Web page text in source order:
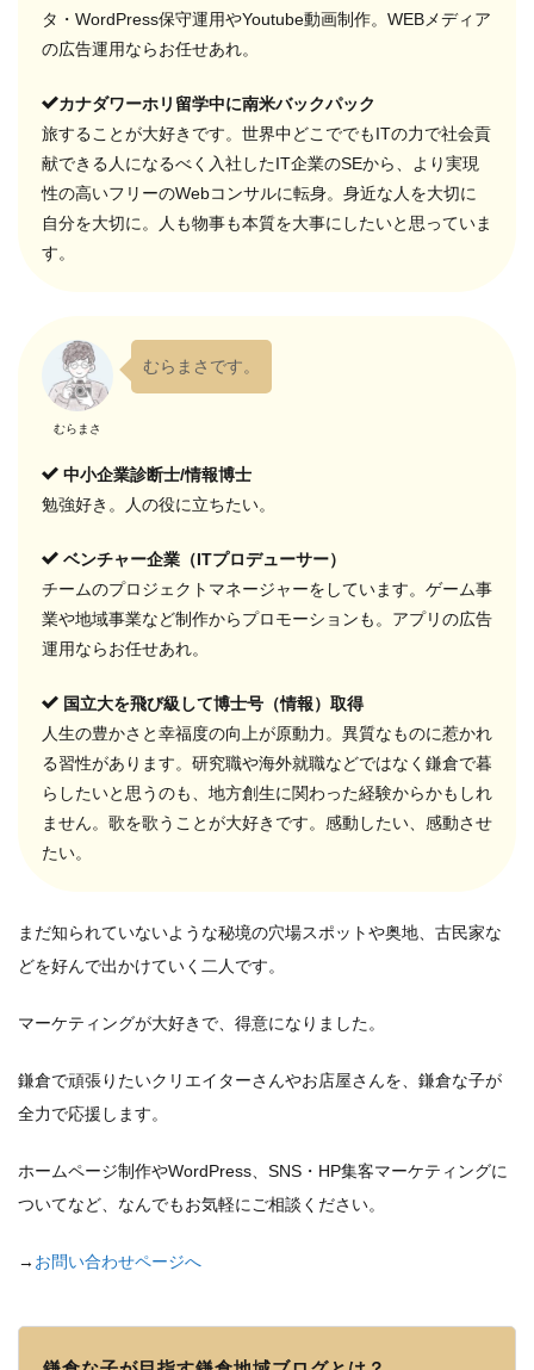
タ・WordPress保守運用やYoutube動画制作。WEBメディア
の広告運用ならお任せあれ。
カナダワーホリ留学中に南米バックパック
旅することが大好きです。世界中どこででもITの力で社会貢
献できる人になるべく入社したIT企業のSEから、より実現
性の高いフリーのWebコンサルに転身。身近な人を大切に
自分を大切に。人も物事も本質を大事にしたいと思っていま
す。
むらまさ
むらまさです。
中小企業診断士/情報博士
勉強好き。人の役に立ちたい。
ベンチャー企業（ITプロデューサー）
チームのプロジェクトマネージャーをしています。ゲーム事
業や地域事業など制作からプロモーションも。アプリの広告
運用ならお任せあれ。
国立大を飛び級して博士号（情報）取得
人生の豊かさと幸福度の向上が原動力。異質なものに惹かれ
る習性があります。研究職や海外就職などではなく鎌倉で暮
らしたいと思うのも、地方創生に関わった経験からかもしれ
ません。歌を歌うことが大好きです。感動したい、感動させ
たい。
まだ知られていないような秘境の穴場スポットや奥地、古民家な
どを好んで出かけていく二人です。
マーケティングが大好きで、得意になりました。
鎌倉で頑張りたいクリエイターさんやお店屋さんを、鎌倉な子が
全力で応援します。
ホームページ制作やWordPress、SNS・HP集客マーケティングに
ついてなど、なんでもお気軽にご相談ください。
→ お問い合わせページへ